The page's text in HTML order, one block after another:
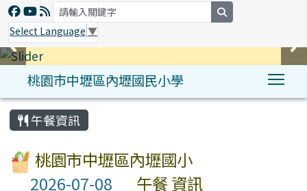
Select Language ▼
桃園市中壢區內壢國民小學
:::
午餐資訊
桃園市中壢區內壢國小
午餐 資訊